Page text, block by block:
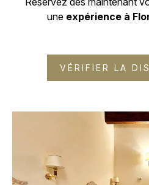
une expérience à
VÉRIFIER LA